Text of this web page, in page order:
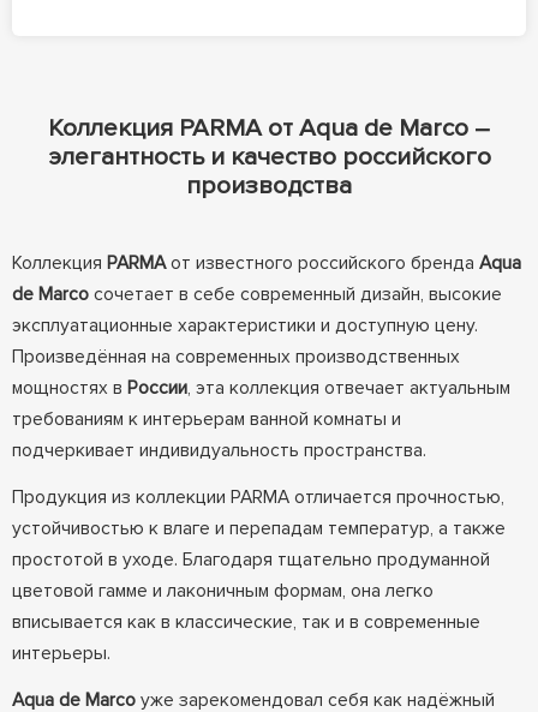
Коллекция PARMA от Aqua de Marco –
элегантность и качество российского
производства
Коллекция PARMAот известного российского бренда Aqua
de Marcoсочетает в себе современный дизайн, высокие
эксплуатационные характеристики и доступную цену.
Произведённая на современных производственных
мощностях в России, эта коллекция отвечает актуальным
требованиям к интерьерам ванной комнаты и
подчеркивает индивидуальность пространства.
Продукция из коллекции PARMA отличается прочностью,
устойчивостью к влаге и перепадам температур, а также
простотой в уходе. Благодаря тщательно продуманной
цветовой гамме и лаконичным формам, она легко
вписывается как в классические, так и в современные
интерьеры.
Aqua de Marcoуже зарекомендовал себя как надёжный